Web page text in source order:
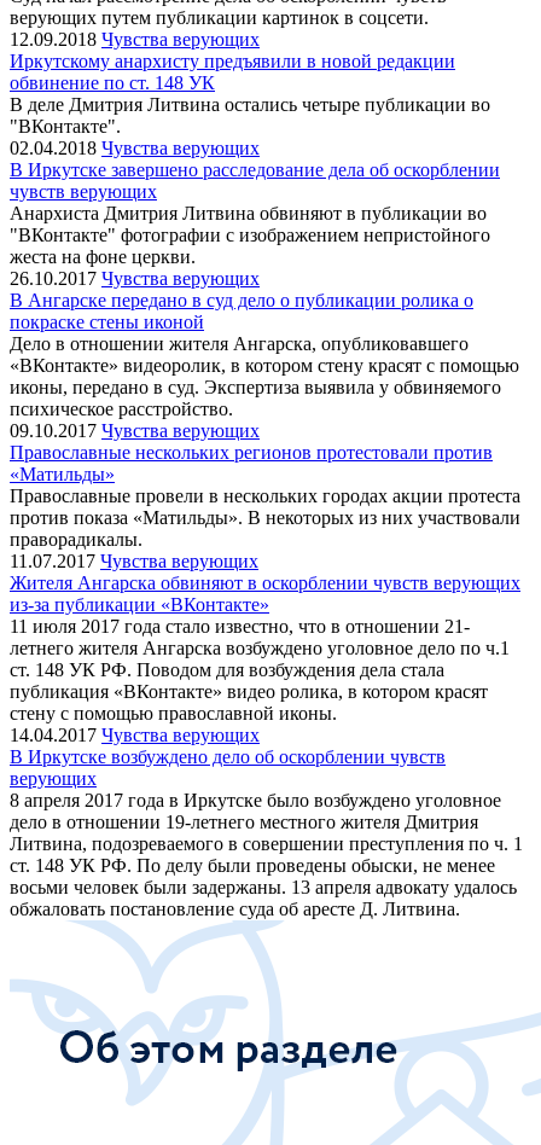
верующих путем публикации картинок в соцсети.
12.09.2018 Чувства верующих
Иркутскому анархисту предъявили в новой редакции
обвинение по ст. 148 УК
В деле Дмитрия Литвина остались четыре публикации во
"ВКонтакте".
02.04.2018 Чувства верующих
В Иркутске завершено расследование дела об оскорблении
чувств верующих
Анархиста Дмитрия Литвина обвиняют в публикации во
"ВКонтакте" фотографии с изображением непристойного
жеста на фоне церкви.
26.10.2017 Чувства верующих
В Ангарске передано в суд дело о публикации ролика о
покраске стены иконой
Дело в отношении жителя Ангарска, опубликовавшего
«ВКонтакте» видеоролик, в котором стену красят с помощью
иконы, передано в суд. Экспертиза выявила у обвиняемого
психическое расстройство.
09.10.2017 Чувства верующих
Православные нескольких регионов протестовали против
«Матильды»
Православные провели в нескольких городах акции протеста
против показа «Матильды». В некоторых из них участвовали
праворадикалы.
11.07.2017 Чувства верующих
Жителя Ангарска обвиняют в оскорблении чувств верующих
из-за публикации «ВКонтакте»
11 июля 2017 года стало известно, что в отношении 21-
летнего жителя Ангарска возбуждено уголовное дело по ч.1
ст. 148 УК РФ. Поводом для возбуждения дела стала
публикация «ВКонтакте» видео ролика, в котором красят
стену с помощью православной иконы.
14.04.2017 Чувства верующих
В Иркутске возбуждено дело об оскорблении чувств
верующих
8 апреля 2017 года в Иркутске было возбуждено уголовное
дело в отношении 19-летнего местного жителя Дмитрия
Литвина, подозреваемого в совершении преступления по ч. 1
ст. 148 УК РФ. По делу были проведены обыски, не менее
восьми человек были задержаны. 13 апреля адвокату удалось
обжаловать постановление суда об аресте Д. Литвина.